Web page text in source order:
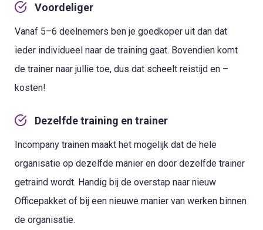
Voordeliger
Vanaf 5–6 deelnemers ben je goedkoper uit dan dat
ieder individueel naar de training gaat. Bovendien komt
de trainer naar jullie toe, dus dat scheelt reistijd en –
kosten!
Dezelfde training en trainer
Incompany trainen maakt het mogelijk dat de hele
organisatie op dezelfde manier en door dezelfde trainer
getraind wordt. Handig bij de overstap naar nieuw
Officepakket of bij een nieuwe manier van werken binnen
de organisatie.